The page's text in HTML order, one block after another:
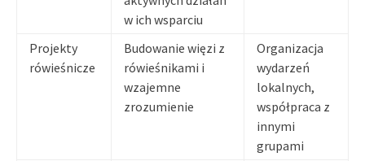
w ich wsparciu
Projekty
rówieśnicze
Budowanie więzi z
rówieśnikami i
wzajemne
zrozumienie
Organizacja
wydarzeń
lokalnych,
współpraca z
innymi
grupami